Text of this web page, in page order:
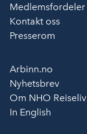
Medlemsfordeler
Kontakt oss
Presserom
Arbinn.no
Nyhetsbrev
Om NHO Reiseliv
In English